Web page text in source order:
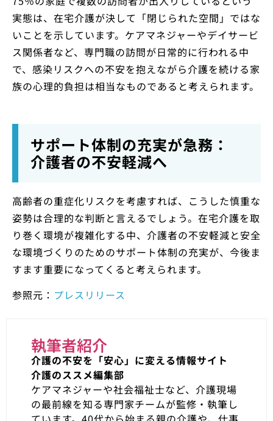
実態は、在宅介護が決して「閉じられた空間」ではな
いことを示しています。ケアマネジャーやデイサービ
ス関係者など、専門職の訪問が日常的に行われる中
で、感染リスクへの不安を抱えながら介護を続ける家
族の心理的負担は相当なものであると考えられます。
サポート体制の充実が急務：
介護者の不安軽減へ
高齢者の重症化リスクを考慮すれば、こうした慎重な
姿勢は合理的な判断と言えるでしょう。在宅介護を取
り巻く環境が複雑化する中、介護者の不安軽減と安全
な環境づくりのためのサポート体制の充実が、今後ま
すます重要になってくると考えられます。
参照元： プレスリリース
執筆者紹介
介護の不安を「安心」に変える情報サイト
介護のススメ編集部
ケアマネジャーや社会福祉士など、介護現場
の最前線を知る専門家チームが監修・執筆し